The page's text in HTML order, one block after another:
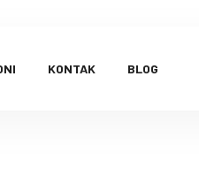
KONTAK BLOG